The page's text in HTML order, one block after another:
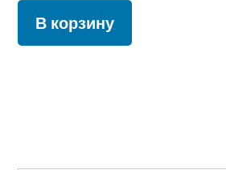
В корзину